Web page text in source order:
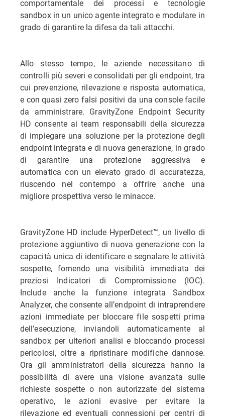
comportamentale dei processi e tecnologie
sandbox in un unico agente integrato e modulare in
grado di garantire la difesa da tali attacchi.
Allo stesso tempo, le aziende necessitano di
controlli più severi e consolidati per gli endpoint, tra
cui prevenzione, rilevazione e risposta automatica,
e con quasi zero falsi positivi da una console facile
da amministrare. GravityZone Endpoint Security
HD consente ai team responsabili della sicurezza
di impiegare una soluzione per la protezione degli
endpoint integrata e di nuova generazione, in grado
di garantire una protezione aggressiva e
automatica con un elevato grado di accuratezza,
riuscendo nel contempo a offrire anche una
migliore prospettiva verso le minacce.
GravityZone HD include HyperDetect™, un livello di
protezione aggiuntivo di nuova generazione con la
capacità unica di identificare e segnalare le attività
sospette, fornendo una visibilità immediata dei
preziosi Indicatori di Compromissione (IOC).
Include anche la funzione integrata Sandbox
Analyzer, che consente all’endpoint di intraprendere
azioni immediate per bloccare file sospetti prima
dell’esecuzione, inviandoli automaticamente al
sandbox per ulteriori analisi e bloccando processi
pericolosi, oltre a ripristinare modifiche dannose.
Ora gli amministratori della sicurezza hanno la
possibilità di avere una visione avanzata sulle
richieste sospette o non autorizzate del sistema
operativo, le azioni evasive per evitare la
rilevazione ed eventuali connessioni per centri di